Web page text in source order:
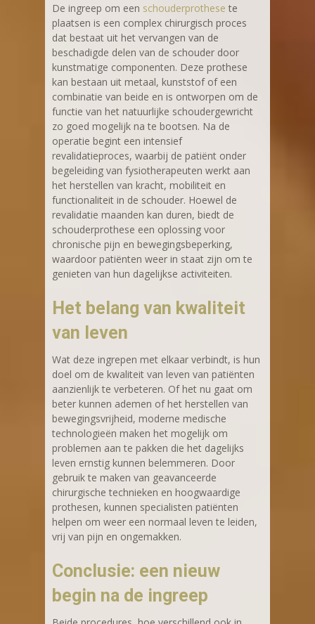
De ingreep om een schouderprothese te
plaatsen is een complex chirurgisch proces
dat bestaat uit het vervangen van de
beschadigde delen van de schouder door
kunstmatige componenten. Deze prothese
kan bestaan uit metaal, kunststof of een
combinatie van beide en is ontworpen om de
functie van het natuurlijke schoudergewricht
zo goed mogelijk na te bootsen. Na de
operatie begint een intensief
revalidatieproces, waarbij de patiënt onder
begeleiding van fysiotherapeuten werkt aan
het herstellen van kracht, mobiliteit en
functionaliteit in de schouder. Hoewel de
revalidatie maanden kan duren, biedt de
schouderprothese een oplossing voor
chronische pijn en bewegingsbeperking,
waardoor patiënten weer in staat zijn om te
genieten van hun dagelijkse activiteiten.
Het belang van kwaliteit
van leven
Wat deze ingrepen met elkaar verbindt, is hun
doel om de kwaliteit van leven van patiënten
aanzienlijk te verbeteren. Of het nu gaat om
beter kunnen ademen of het herstellen van
bewegingsvrijheid, moderne medische
technologieën maken het mogelijk om
problemen aan te pakken die het dagelijks
leven ernstig kunnen belemmeren. Door
gebruik te maken van geavanceerde
chirurgische technieken en hoogwaardige
prothesen, kunnen specialisten patiënten
helpen om weer een normaal leven te leiden,
vrij van pijn en ongemakken.
Conclusie: een nieuw
begin na de ingreep